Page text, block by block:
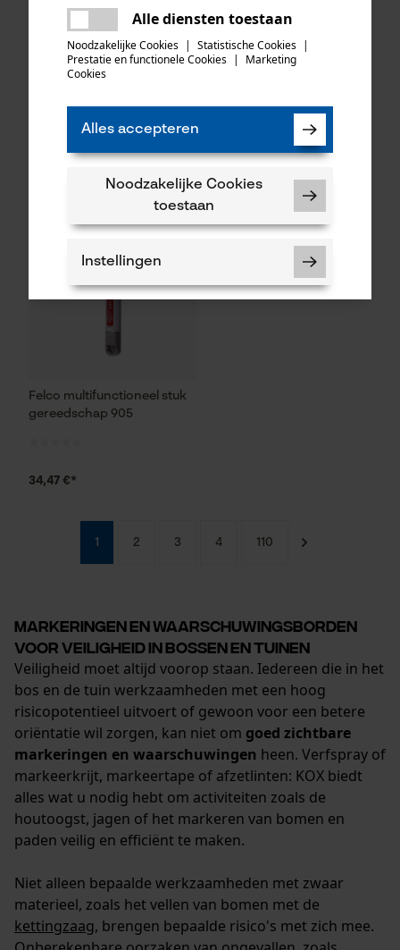
Oregon ringtandwiel 325, 7
tanden incl. aandrijfring bijv.
35,49 €*
PSS functionele jas X-treme
Breeze rood/groen
192,17 €*
Felco multifunctioneel stuk
gereedschap 905
34,47 €*
1 2 3 4 110
Markeringen en waarschuwingsborden
voor veiligheid in bossen en tuinen
Veiligheid moet altijd voorop staan. Iedereen die in het
bos en de tuin werkzaamheden met een hoog
risicopotentieel uitvoert of gewoon voor een betere
oriëntatie wil zorgen, kan niet om goed zichtbare
markeringen en waarschuwingen heen. Verfspray of
markeerkrijt, markeertape of afzetlinten: KOX biedt
alles wat u nodig hebt om activiteiten zoals de
houtoogst, jagen of het markeren van bomen en
paden veilig en efficiënt te maken.
Niet alleen bepaalde werkzaamheden met zwaar
materieel, zoals het vellen van bomen met de
kettingzaag, brengen bepaalde risico's met zich mee.
Alle diensten toestaan
Noodzakelijke Cookies | Statistische Cookies |
Prestatie en functionele Cookies |
Marketing
Cookies
Alles accepteren
Noodzakelijke Cookies
toestaan
Instellingen
Econda Analytics
Mouseflow Web Analytics Tool
Fact-Finder Tracking
Prestatie en functionele
Cookies
Loop54 Personalization
Gepersonaliseerde homepage
Er is een fout opgetreden. Gelieve
het opnieuw te proberen.
delen
mail